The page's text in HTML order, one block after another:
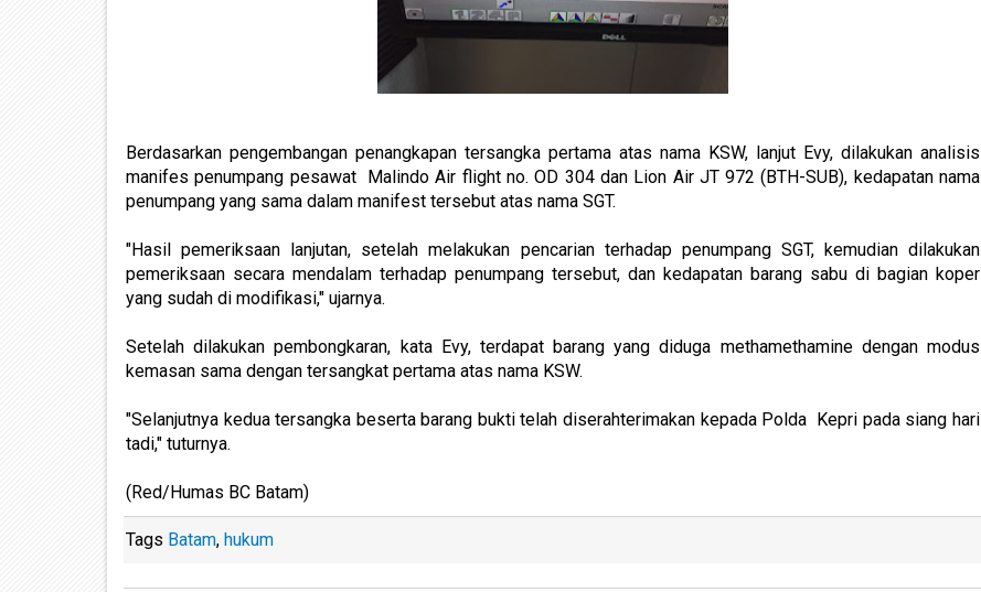
Berdasarkan pengembangan penangkapan tersangka pertama atas nama KSW, lanjut Evy, dilakukan analisis
manifes penumpang pesawat Malindo Air flight no. OD 304 dan Lion Air JT 972 (BTH-SUB), kedapatan nama
penumpang yang sama dalam manifest tersebut atas nama SGT.
"Hasil pemeriksaan lanjutan, setelah melakukan pencarian terhadap penumpang SGT, kemudian dilakukan
pemeriksaan secara mendalam terhadap penumpang tersebut, dan kedapatan barang sabu di bagian koper
yang sudah di modifikasi," ujarnya.
Setelah dilakukan pembongkaran, kata Evy, terdapat barang yang diduga methamethamine dengan modus
kemasan sama dengan tersangkat pertama atas nama KSW.
"Selanjutnya kedua tersangka beserta barang bukti telah diserahterimakan kepada Polda Kepri pada siang hari
tadi," tuturnya.
(Red/Humas BC Batam)
Tags Batam, hukum